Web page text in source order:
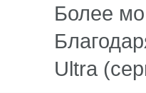
Более
Ultra